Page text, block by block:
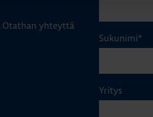
Otathan yhteyttä
Sukunimi*
Yritys